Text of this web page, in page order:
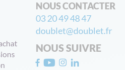
NOUS CONTACTER
03 20 49 48 47
doublet@doublet.fr
NOUS SUIVRE